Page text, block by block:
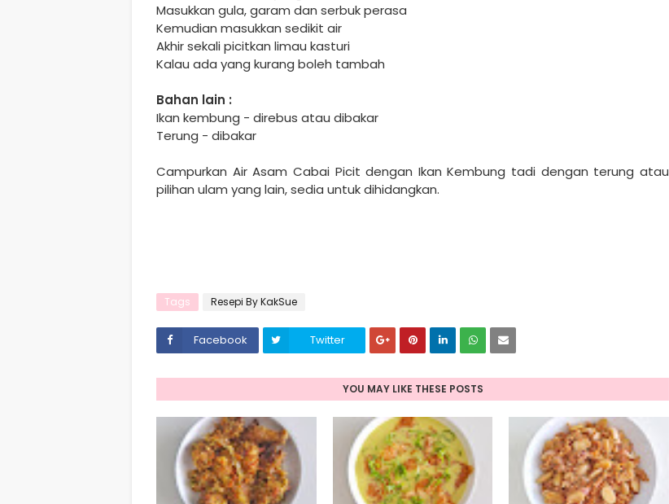
Masukkan gula, garam dan serbuk perasa
Kemudian masukkan sedikit air
Akhir sekali picitkan limau kasturi
Kalau ada yang kurang boleh tambah
Bahan lain :
Ikan kembung - direbus atau dibakar
Terung - dibakar
Campurkan Air Asam Cabai Picit dengan Ikan Kembung tadi dengan terung atau
pilihan ulam yang lain, sedia untuk dihidangkan.
Tags Resepi By KakSue
Facebook Twitter
YOU MAY LIKE THESE POSTS